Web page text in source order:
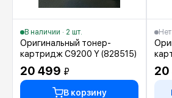
В наличии · 2 шт.
Оригинальный тонер-
картридж C9200 Y (828515)
20 499 ₽
В корзину
20